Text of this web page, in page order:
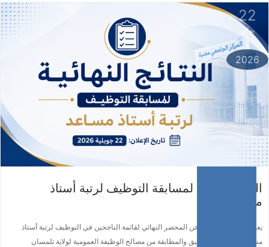
22
يوليو
2026
النتائج النهائية لمسابقة التوظيف لرتبة أستاذ
مساعد
يعلن المركز الجامعي عن المحضر النهائي لقائمة الناجحين في التوظيف لرتبة أستاذ
مساعد بعد عملية التدقيق والمطابقة من مصالح الوظيفة العمومية لولاية تلمسان
اقرأ المزيد ...